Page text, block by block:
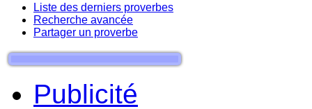
Liste des derniers proverbes
Recherche avancée
Partager un proverbe
Publicité